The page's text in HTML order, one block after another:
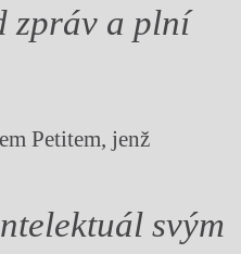
zpráv a plní
Petitem, jenž
svým